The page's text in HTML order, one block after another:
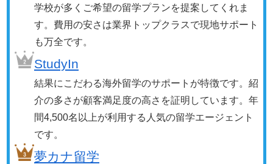
学校が多くご希望の留学プランを提案してくれま
す。費用の安さは業界トップクラスで現地サポート
も万全です。
StudyIn
結果にこだわる海外留学のサポートが特徴です。紹
介の多さが顧客満足度の高さを証明しています。年
間4,500名以上が利用する人気の留学エージェント
です。
夢カナ留学